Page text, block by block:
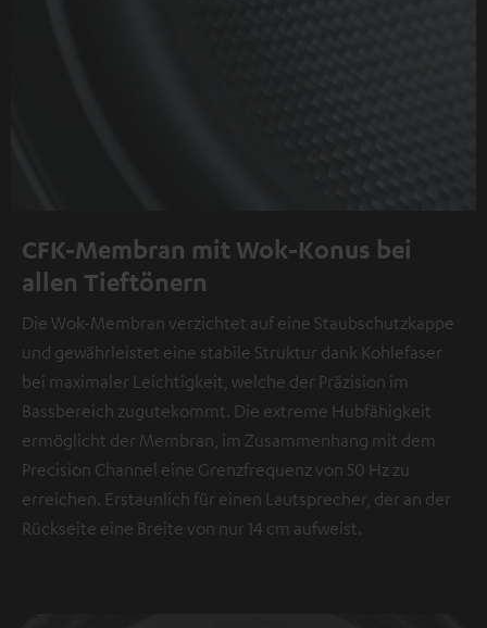
CFK-Membran mit Wok-Konus bei
allen Tieftönern
Die Wok-Membran verzichtet auf eine Staubschutzkappe
und gewährleistet eine stabile Struktur dank Kohlefaser
bei maximaler Leichtigkeit, welche der Präzision im
Bassbereich zugutekommt. Die extreme Hubfähigkeit
ermöglicht der Membran, im Zusammenhang mit dem
Precision Channel eine Grenzfrequenz von 50 Hz zu
erreichen. Erstaunlich für einen Lautsprecher, der an der
Rückseite eine Breite von nur 14 cm aufweist.